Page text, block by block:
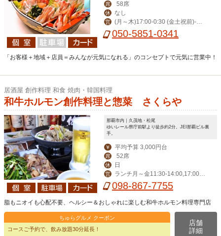
席 58席
休 なし
営
(月～木)17:00-0:30 (金土祝前)‐翌
1:00(日)‐0:00
050-5851-0341
「お客様＋地域＋店員＝みんなが元気になれる」のコンセプトで元気に営業中！
居酒屋 創作料理 和食 焼肉・韓国料理
和牛ホルモン創作料理と惣菜 さくらや
那覇市内｜久茂地・松尾
ゆいレール県庁前駅より徒歩約2分。JEI那覇ビル裏
手。
￥ 平均予算 3,000円台
席 52席
休 日
営
ランチ月～金11:30-14:00,17:00-2
4:00（LO 23:00）,祝日17:00-24:00
098-867-7755
脂もニオイも心配不要、ヘルシー＆おしゃれに楽しむ和牛ホルモン料理専門店
ちゅらグルメ クーポン
コースご予約で、飲み放題30分延長！
店舗
詳細